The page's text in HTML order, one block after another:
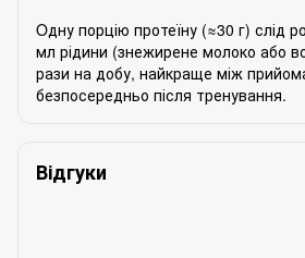
Oдну порцію протеїну (≈30 г) слід
мл рідини (знежирене молоко або
рази на добу, найкраще між
безпосередньо після тренування.
Відгуки